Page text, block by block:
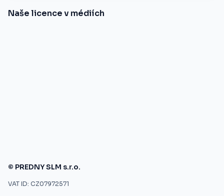
Naše licence v médiích
© PREDNY SLM s.r.o.
VAT ID: CZ07972571